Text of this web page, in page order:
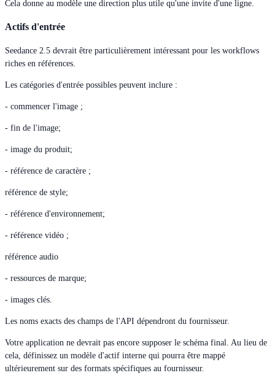
Cela donne au modèle une direction plus utile qu'une invite d'une ligne.
Actifs d'entrée
Seedance 2.5 devrait être particulièrement intéressant pour les workflows
riches en références.
Les catégories d'entrée possibles peuvent inclure :
- commencer l'image ;
- fin de l'image;
- image du produit;
- référence de caractère ;
référence de style;
- référence d'environnement;
- référence vidéo ;
référence audio
- ressources de marque;
- images clés.
Les noms exacts des champs de l'API dépendront du fournisseur.
Votre application ne devrait pas encore supposer le schéma final. Au lieu de
cela, définissez un modèle d'actif interne qui pourra être mappé
ultérieurement sur des formats spécifiques au fournisseur.